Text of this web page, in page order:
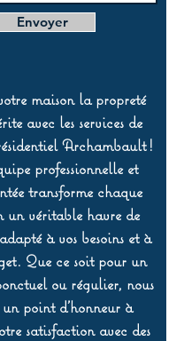
Envoyer
maison la propreté
avec les services de
Archambault !
professionnelle et
transforme chaque
un véritable havre de
à vos besoins et à
Que ce soit pour un
ou régulier, nous
un point d’honneur à
satisfaction avec des